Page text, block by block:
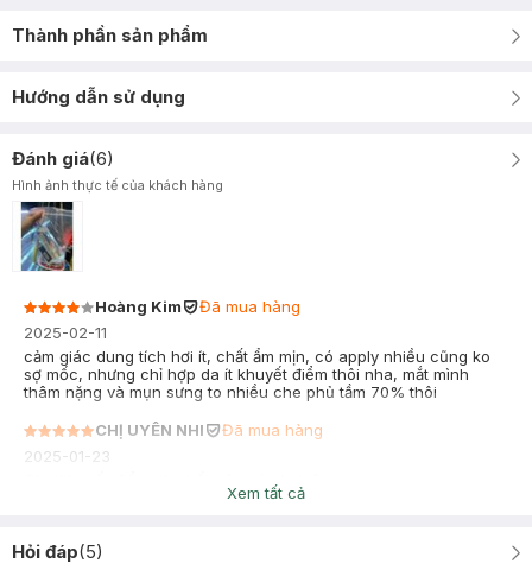
Thành phần sản phẩm
Hướng dẫn sử dụng
Đánh giá(6)
Hình ảnh thực tế của khách hàng
Hoàng Kim
Đã mua hàng
2025-02-11
cảm giác dung tích hơi ít, chất ẩm mịn, có apply nhiều cũng ko
sợ mốc, nhưng chỉ hợp da ít khuyết điểm thôi nha, mắt mình
thâm nặng và mụn sưng to nhiều che phủ tầm 70% thôi
CHỊ UYÊN NHI
Đã mua hàng
2025-01-23
Xem tất cả
Hỏi đáp(5)